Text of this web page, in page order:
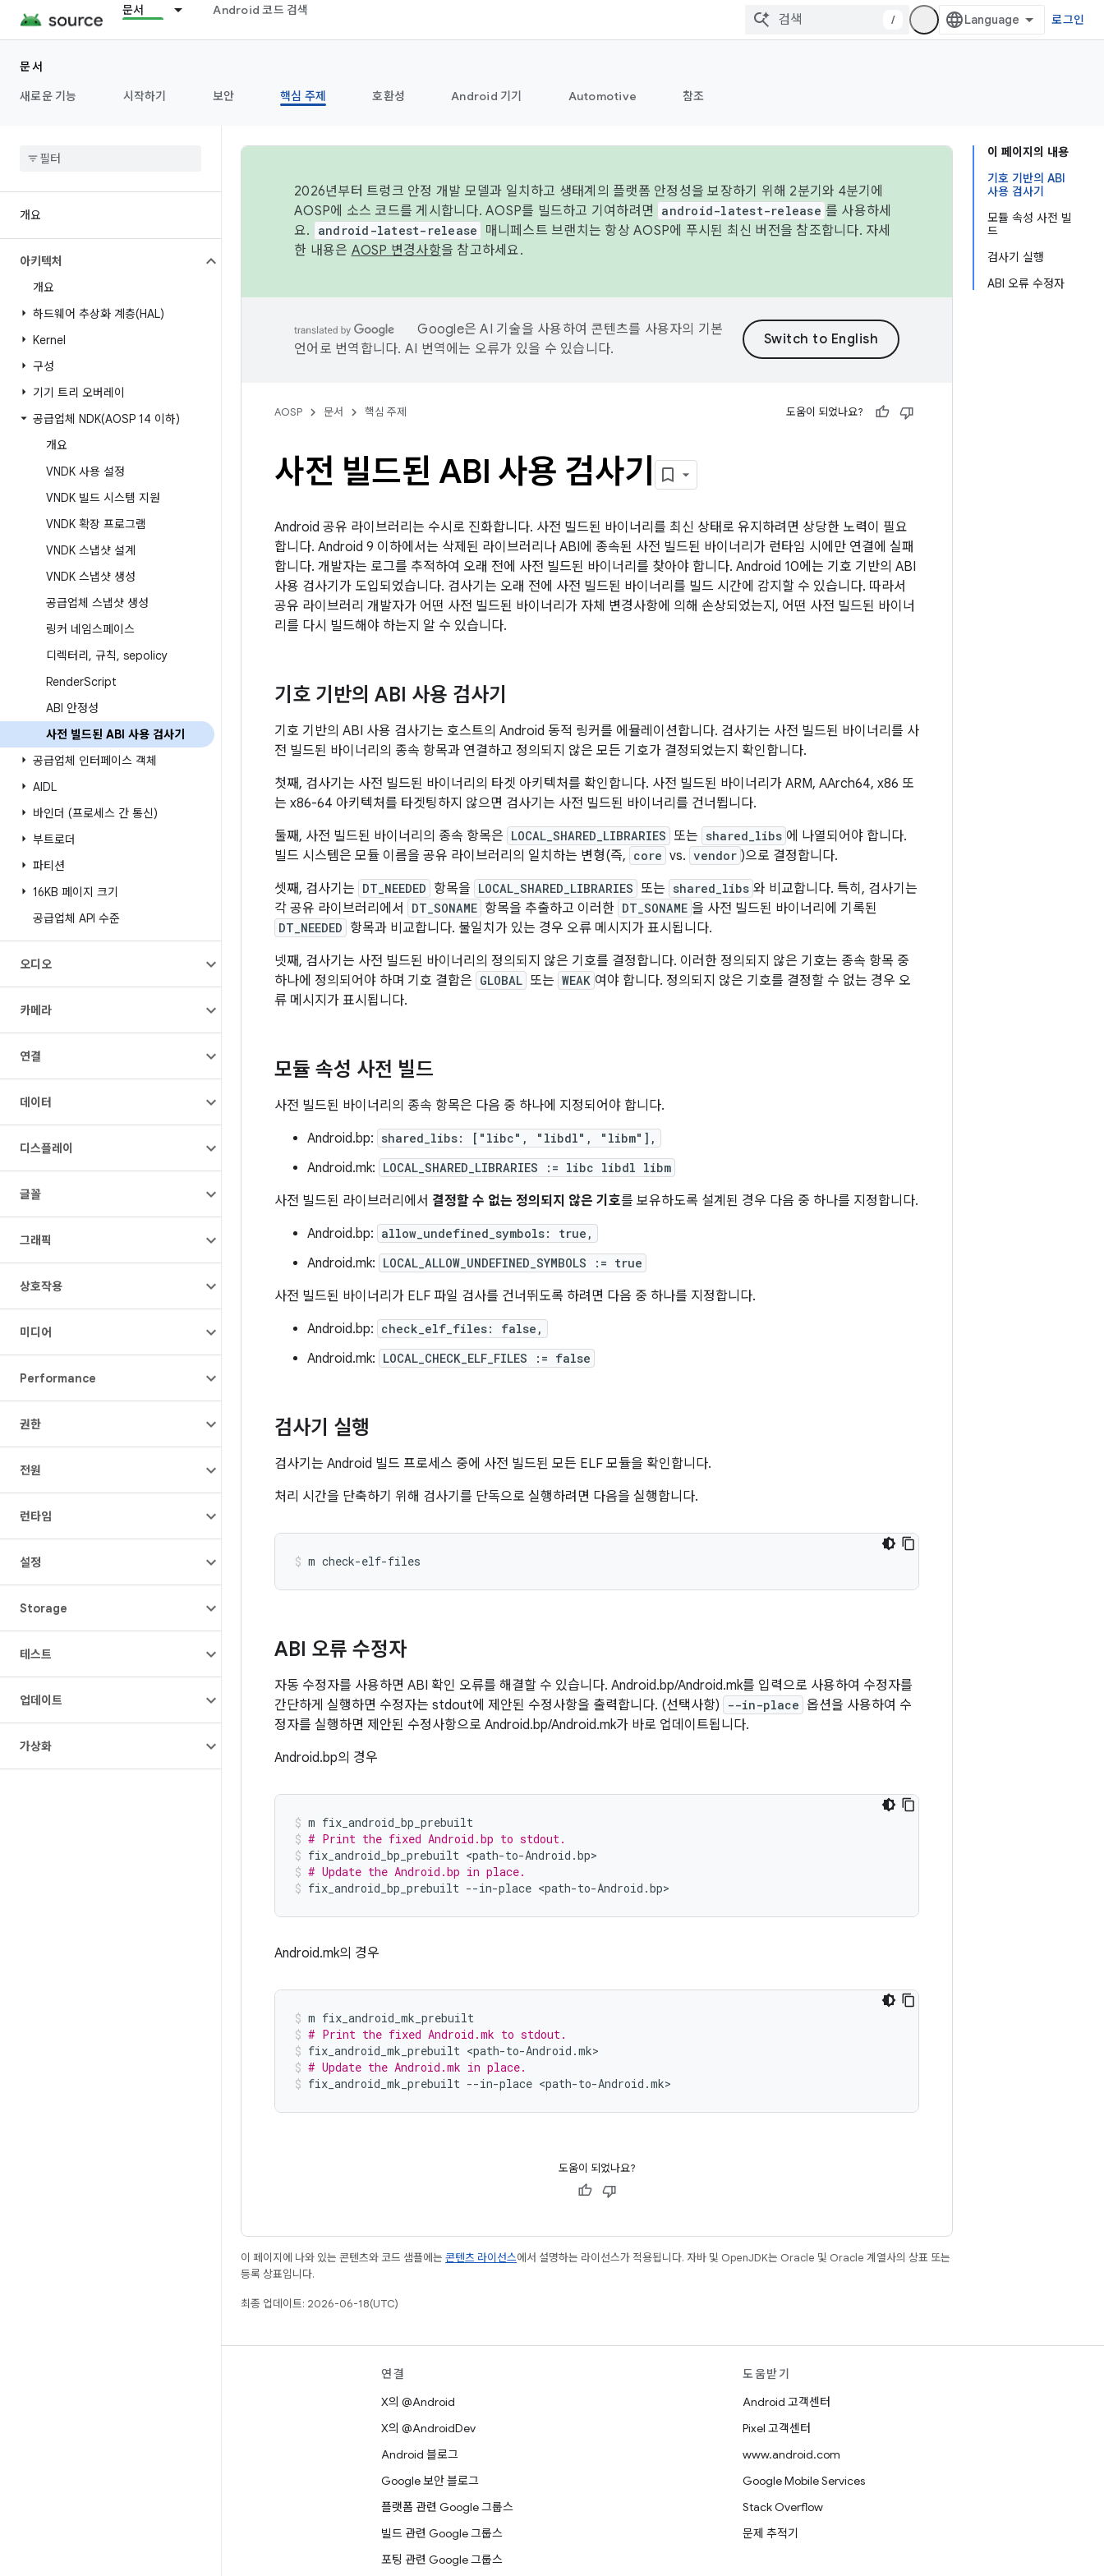
문서 Android 코드 검색
/ 로그인
문서
새로운 기능
시작하기 보안 핵심 주제 호환성 Android 기기 Automotive 참조
개요
아키텍처
개요
하드웨어 추상화 계층(HAL)
Kernel
구성
기기 트리 오버레이
공급업체 NDK(AOSP 14 이하)
개요
VNDK 사용 설정
VNDK 빌드 시스템 지원
VNDK 확장 프로그램
VNDK 스냅샷 설계
VNDK 스냅샷 생성
공급업체 스냅샷 생성
링커 네임스페이스
디렉터리, 규칙, sepolicy
RenderScript
ABI 안정성
사전 빌드된 ABI 사용 검사기
공급업체 인터페이스 객체
AIDL
바인더 (프로세스 간 통신)
부트로더
파티션
16KB 페이지 크기
공급업체 API 수준
오디오
카메라
연결
데이터
디스플레이
글꼴
그래픽
상호작용
미디어
Performance
권한
전원
런타임
설정
Storage
테스트
업데이트
가상화
이 페이지의 내용
기호 기반의 ABI
사용 검사기
모듈 속성 사전 빌
드
검사기 실행
ABI 오류 수정자
2026년부터 트렁크 안정 개발 모델과 일치하고 생태계의 플랫폼 안정성을 보장하기 위해 2분기와 4분기에
AOSP에 소스 코드를 게시합니다. AOSP를 빌드하고 기여하려면
android-latest-release 를 사용하세
요.
android-latest-release
매니페스트 브랜치는 항상 AOSP에 푸시된 최신 버전을 참조합니다. 자세
한 내용은 AOSP 변경사항을 참고하세요.
Google은 AI 기술을 사용하여 콘텐츠를 사용자의 기본
언어로 번역합니다. AI 번역에는 오류가 있을 수 있습니다.
AOSP 문서 핵심 주제 도움이 되었나요?
사전 빌드된 ABI 사용 검사기
Android 공유 라이브러리는 수시로 진화합니다. 사전 빌드된 바이너리를 최신 상태로 유지하려면 상당한 노력이 필요
합니다. Android 9 이하에서는 삭제된 라이브러리나 ABI에 종속된 사전 빌드된 바이너리가 런타임 시에만 연결에 실패
합니다. 개발자는 로그를 추적하여 오래 전에 사전 빌드된 바이너리를 찾아야 합니다. Android 10에는 기호 기반의 ABI
사용 검사기가 도입되었습니다. 검사기는 오래 전에 사전 빌드된 바이너리를 빌드 시간에 감지할 수 있습니다. 따라서
공유 라이브러리 개발자가 어떤 사전 빌드된 바이너리가 자체 변경사항에 의해 손상되었는지, 어떤 사전 빌드된 바이너
리를 다시 빌드해야 하는지 알 수 있습니다.
기호 기반의 ABI 사용 검사기
기호 기반의 ABI 사용 검사기는 호스트의 Android 동적 링커를 에뮬레이션합니다. 검사기는 사전 빌드된 바이너리를 사
전 빌드된 바이너리의 종속 항목과 연결하고 정의되지 않은 모든 기호가 결정되었는지 확인합니다.
첫째, 검사기는 사전 빌드된 바이너리의 타겟 아키텍처를 확인합니다. 사전 빌드된 바이너리가 ARM, AArch64, x86 또
는 x86-64 아키텍처를 타겟팅하지 않으면 검사기는 사전 빌드된 바이너리를 건너뜁니다.
둘째, 사전 빌드된 바이너리의 종속 항목은 LOCAL_SHARED_LIBRARIES 또는 shared_libs 에 나열되어야 합니다.
빌드 시스템은 모듈 이름을 공유 라이브러리의 일치하는 변형(즉, core vs. vendor )으로 결정합니다.
셋째, 검사기는 DT_NEEDED 항목을 LOCAL_SHARED_LIBRARIES 또는 shared_libs 와 비교합니다. 특히, 검사기는
각 공유 라이브러리에서
DT_SONAME 항목을 추출하고 이러한 DT_SONAME 을 사전 빌드된 바이너리에 기록된
DT_NEEDED 항목과 비교합니다. 불일치가 있는 경우 오류 메시지가 표시됩니다.
넷째, 검사기는 사전 빌드된 바이너리의 정의되지 않은 기호를 결정합니다. 이러한 정의되지 않은 기호는 종속 항목 중
하나에 정의되어야 하며 기호 결합은 GLOBAL 또는 WEAK 여야 합니다. 정의되지 않은 기호를 결정할 수 없는 경우 오
류 메시지가 표시됩니다.
모듈 속성 사전 빌드
사전 빌드된 바이너리의 종속 항목은 다음 중 하나에 지정되어야 합니다.
Android.bp: shared_libs: ["libc", "libdl", "libm"],
Android.mk: LOCAL_SHARED_LIBRARIES := libc libdl libm
사전 빌드된 라이브러리에서 결정할 수 없는 정의되지 않은 기호를 보유하도록 설계된 경우 다음 중 하나를 지정합니다.
Android.bp: allow_undefined_symbols: true,
Android.mk: LOCAL_ALLOW_UNDEFINED_SYMBOLS := true
사전 빌드된 바이너리가 ELF 파일 검사를 건너뛰도록 하려면 다음 중 하나를 지정합니다.
Android.bp: check_elf_files: false,
Android.mk: LOCAL_CHECK_ELF_FILES := false
검사기 실행
검사기는 Android 빌드 프로세스 중에 사전 빌드된 모든 ELF 모듈을 확인합니다.
처리 시간을 단축하기 위해 검사기를 단독으로 실행하려면 다음을 실행합니다.
m check-elf-files
ABI 오류 수정자
자동 수정자를 사용하면 ABI 확인 오류를 해결할 수 있습니다. Android.bp/Android.mk를 입력으로 사용하여 수정자를
간단하게 실행하면 수정자는 stdout에 제안된 수정사항을 출력합니다. (선택사항)
--in-place 옵션을 사용하여 수
정자를 실행하면 제안된 수정사항으로 Android.bp/Android.mk가 바로 업데이트됩니다.
Android.bp의 경우
m fix_android_bp_prebuilt
# Print the fixed Android.bp to stdout.
fix_android_bp_prebuilt <path-to-Android.bp>
# Update the Android.bp in place.
fix_android_bp_prebuilt --in-place <path-to-Android.bp>
Android.mk의 경우
m fix_android_mk_prebuilt
# Print the fixed Android.mk to stdout.
fix_android_mk_prebuilt <path-to-Android.mk>
# Update the Android.mk in place.
fix_android_mk_prebuilt --in-place <path-to-Android.mk>
도움이 되었나요?
이 페이지에 나와 있는 콘텐츠와 코드 샘플에는 콘텐츠 라이선스에서 설명하는 라이선스가 적용됩니다. 자바 및 OpenJDK는 Oracle 및 Oracle 계열사의 상표 또는
등록 상표입니다.
최종 업데이트: 2026-06-18(UTC)
연결
X의 @Android
X의 @AndroidDev
Android 블로그
Google 보안 블로그
플랫폼 관련 Google 그룹스
빌드 관련 Google 그룹스
포팅 관련 Google 그룹스
도움받기
Android 고객센터
Pixel 고객센터
www.android.com
Google Mobile Services
Stack Overflow
문제 추적기